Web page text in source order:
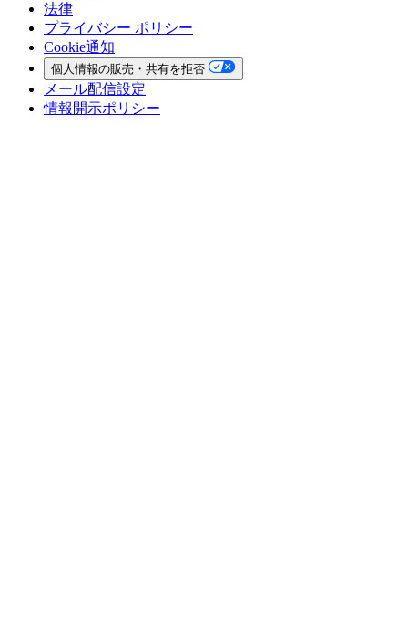
法律
プライバシー ポリシー
Cookie通知
個人情報の販売・共有を拒否
メール配信設定
情報開示ポリシー